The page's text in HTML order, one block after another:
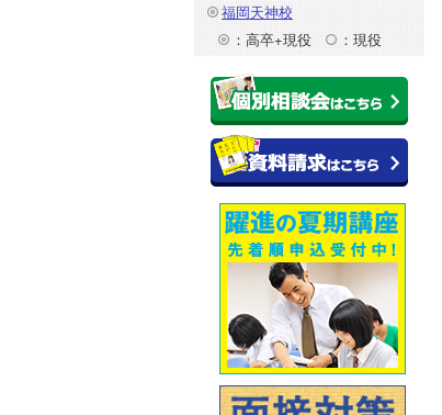
福岡天神校
：高卒+現役
：現役